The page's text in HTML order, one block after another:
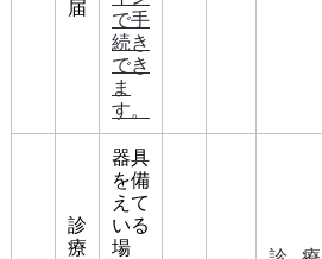
届
で手
続き
でき
ま
す。
診
療
器具
を備
えて
いる
場